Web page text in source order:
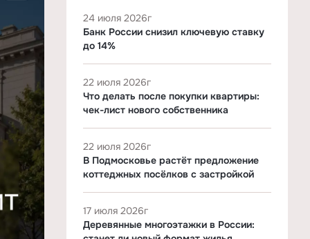
24 июля 2026г
Банк России снизил ключевую ставку
до 14%
22 июля 2026г
Что делать после покупки квартиры:
чек-лист нового собственника
22 июля 2026г
В Подмосковье растёт предложение
коттеджных посёлков с застройкой
17 июля 2026г
Деревянные многоэтажки в России: